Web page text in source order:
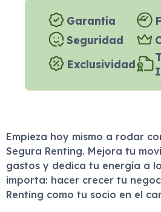
Garantía
Seguridad
Exclusividad
Empieza hoy mismo a rodar
Segura Renting. Mejora tu
gastos y dedica tu energía a
importa: hacer crecer tu
Renting como tu socio en el